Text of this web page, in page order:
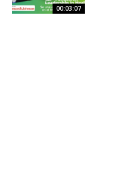
00:03:07